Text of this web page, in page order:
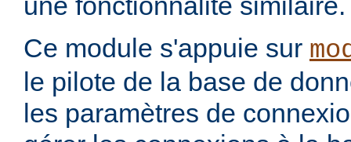
Ce module s'appuie sur
le pilote de la base de
les paramètres de